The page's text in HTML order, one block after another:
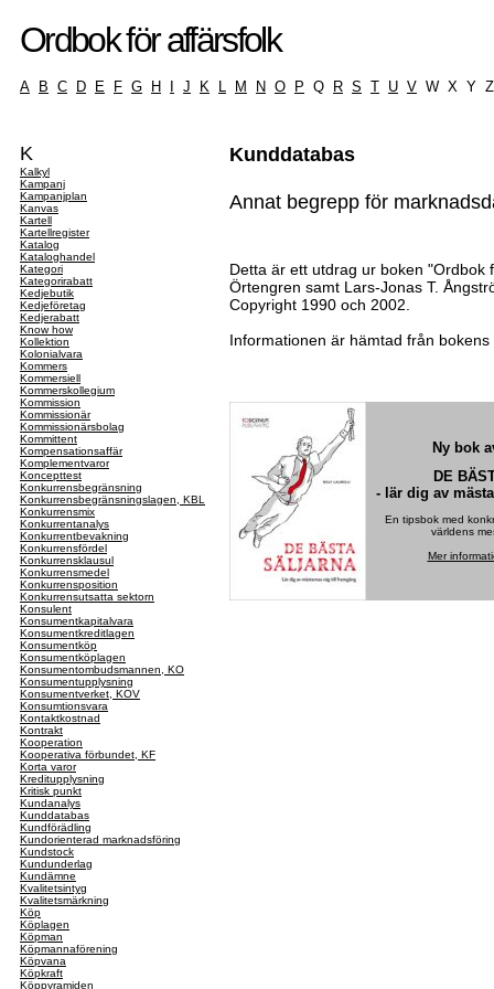
Ordbok för affärsfolk
A B C D E F G H J K L M N O P Q R S T U V W X Y
K
Kalkyl
Kampanj
Kampanjplan
Kanvas
Kartell
Kartellregister
Katalog
Kataloghandel
Kategori
Kategorirabatt
Kedjebutik
Kedjeföretag
Kedjerabatt
Know how
Kollektion
Kolonialvara
Kommers
Kommersiell
Kommerskollegium
Kommission
Kommissionär
Kommissionärsbolag
Kommittent
Kompensationsaffär
Komplementvaror
Koncepttest
Konkurrensbegränsning
Konkurrensbegränsningslagen, KBL
Konkurrensmix
Konkurrentanalys
Konkurrentbevakning
Konkurrensfördel
Konkurrensklausul
Konkurrensmedel
Konkurrensposition
Konkurrensutsatta sektorn
Konsulent
Konsumentkapitalvara
Konsumentkreditlagen
Konsumentköp
Konsumentköplagen
Konsumentombudsmannen, KO
Konsumentupplysning
Konsumentverket, KOV
Konsumtionsvara
Kontaktkostnad
Kontrakt
Kooperation
Kooperativa förbundet, KF
Korta varor
Kreditupplysning
Kritisk punkt
Kundanalys
Kunddatabas
Kundförädling
Kundorienterad marknadsföring
Kundstock
Kundunderlag
Kundämne
Kvalitetsintyg
Kvalitetsmärkning
Köp
Köplagen
Köpman
Köpmannaförening
Köpvana
Köpkraft
Köppyramiden
Kunddatabas
Annat begrepp för
Detta är ett utdrag ur boken "Ordbok
Örtengren samt Lars-Jonas T.
Copyright 1990 och 2002.
Informationen är hämtad från
Ny bok
DE
- lär dig av
En tipsbok med
världens
Mer